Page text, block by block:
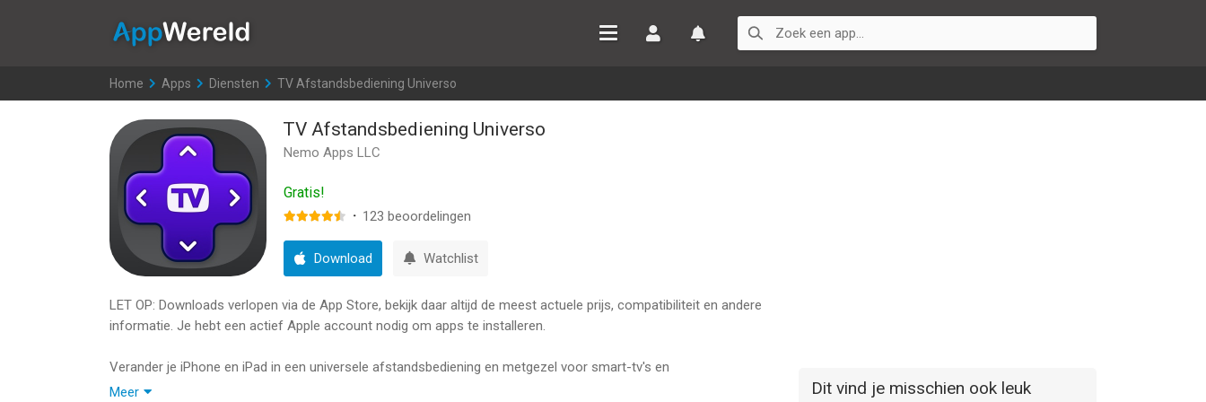
Home >
Apps >
Diensten >
TV Afstandsbediening Universo
TV Afstandsbediening Universo
Nemo Apps LLC
Gratis!
· 123 beoordelingen
Download Watchlist
LET OP: Downloads verlopen via de App Store, bekijk daar altijd de meest actuele prijs, compatibiliteit en andere
informatie. Je hebt een actief Apple account nodig om apps te installeren.
Verander je iPhone en iPad in een universele afstandsbediening en metgezel voor smart-tv's en
streamingapparaten.
Meer Dit vind je misschien ook leuk